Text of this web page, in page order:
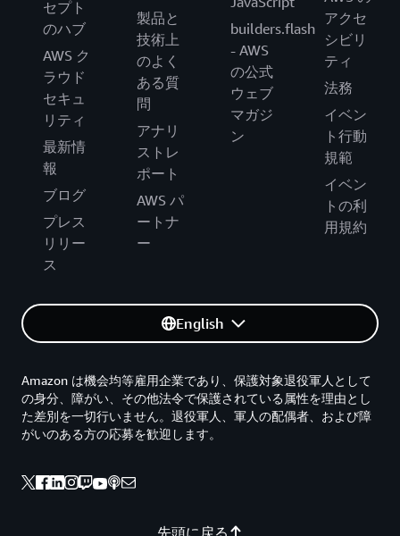
セプト
のハブ
AWS ク
ラウド
セキュ
リティ
最新情
報
ブログ
プレス
リリー
ス
製品と
技術上
のよく
ある質
問
アナリ
ストレ
ポート
AWS パ
ートナ
ー
builders.flash
- AWS
の公式
ウェブ
マガジ
ン
アクセ
シビリ
ティ
法務
イベン
ト行動
規範
イベン
トの利
用規約
English
先頭に戻る
Amazon は機会均等雇用企業であり、保護対象退役軍人として
の身分、障がい、その他法令で保護されている属性を理由とし
た差別を一切行いません。退役軍人、軍人の配偶者、および障
がいのある方の応募を歓迎します。